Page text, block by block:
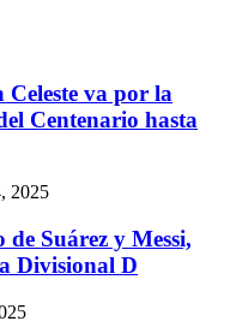
va por la
Centenario hasta
2025
Suárez y Messi,
Divisional D